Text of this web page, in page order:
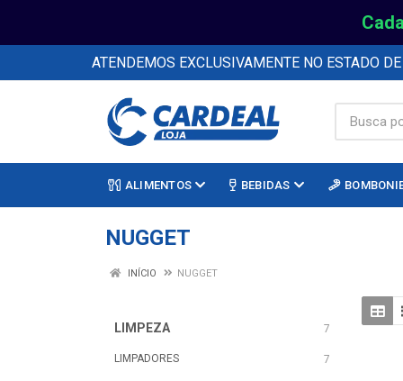
ATENDEMOS EXCLUSIVAMENTE NO ESTADO
ALIMENTOS BEBIDAS
NUGGET
INÍCIO NUGGET
LIMPEZA 7
LIMPADORES 7